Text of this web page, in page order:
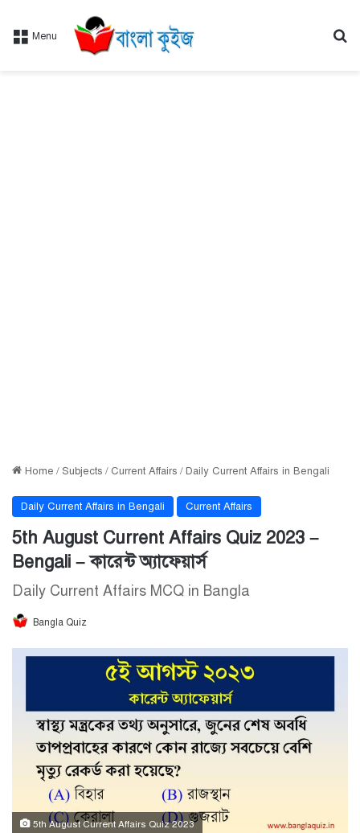
Menu
Home / Subjects / Current Affairs /Daily Current Affairs in Bengali
Daily Current Affairs in Bengali Current Affairs
5th August Current Affairs Quiz 2023 –
Bengali – কারেন্ট অ্যাফেয়ার্স
Daily Current Affairs MCQ in Bangla
Bangla Quiz
5th August Current Affairs Quiz 2023